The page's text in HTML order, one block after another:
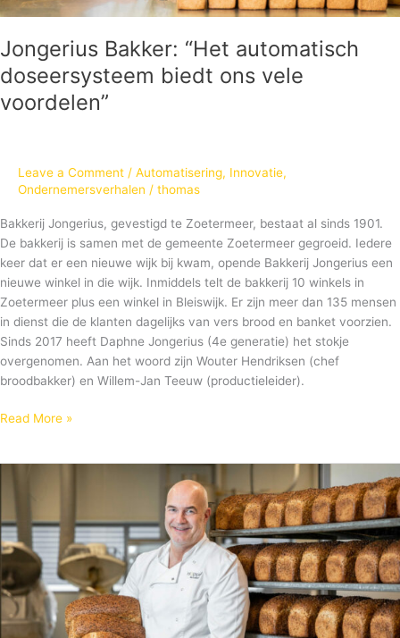
Jongerius Bakker: “Het automatisch
doseersysteem biedt ons vele
voordelen”
Leave a Comment / Automatisering, Innovatie,
Ondernemersverhalen / thomas
Bakkerij Jongerius, gevestigd te Zoetermeer, bestaat al sinds 1901.
De bakkerij is samen met de gemeente Zoetermeer gegroeid. Iedere
keer dat er een nieuwe wijk bij kwam, opende Bakkerij Jongerius een
nieuwe winkel in die wijk. Inmiddels telt de bakkerij 10 winkels in
Zoetermeer plus een winkel in Bleiswijk. Er zijn meer dan 135 mensen
in dienst die de klanten dagelijks van vers brood en banket voorzien.
Sinds 2017 heeft Daphne Jongerius (4e generatie) het stokje
overgenomen. Aan het woord zijn Wouter Hendriksen (chef
broodbakker) en Willem-Jan Teeuw (productieleider).
Read More »
onderweg
naar
’n
goudbruine
toekomst!